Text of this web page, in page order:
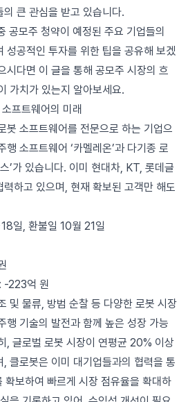
큰 관심을 받고 있습니다.
공모주 청약이 예정된 주요 기업들의
성공적인 투자를 위한 팁을 공유해 보겠
시다면 이 글을 통해 공모주 시장의 흐
가치가 있는지 알아보세요.
프트웨어의 미래
봇 소프트웨어를 전문으로 하는 기업으
소프트웨어 ‘카멜레온’과 다기종 로
’가 있습니다. 이미 현대차, KT, 롯데글
하고 있으며, 현재 확보된 고객만 해도
일, 환불일 10월 21일
: -223억 원
및 물류, 방범 순찰 등 다양한 로봇 시장
행 기술의 발전과 함께 높은 성장 가능
, 글로벌 로봇 시장이 연평균 20% 이상
클로봇은 이미 대기업들과의 협력을 통
보하여 빠르게 시장 점유율을 확대하